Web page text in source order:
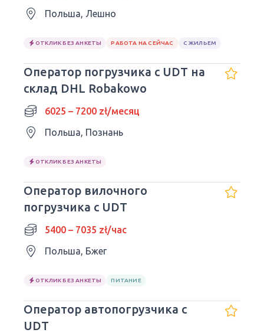
Польша, Лешно
ОТКЛИК БЕЗ АНКЕТЫ РАБОТА НА СЕЙЧАС С ЖИЛЬЕМ
Оператор погрузчика с UDT на
склад DHL Robakowo
6025 – 7200 zł/месяц
Польша, Познань
ОТКЛИК БЕЗ АНКЕТЫ
Оператор вилочного
погрузчика с UDT
5400 – 7035 zł/час
Польша, Бжег
ОТКЛИК БЕЗ АНКЕТЫ ПИТАНИЕ
Оператор автопогрузчика с
UDT